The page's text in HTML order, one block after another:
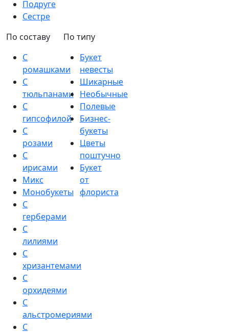
Подруге
Сестре
По составу
С
ромашками
С
тюльпанами
С
гипсофилой
С
розами
С
ирисами
Микс
Монобукеты
С
герберами
С
лилиями
С
хризантемами
С
орхидеями
С
альстромериями
С
По типу
Букет
невесты
Шикарные
Необычные
Полевые
Бизнес-
букеты
Цветы
поштучно
Букет
от
флориста